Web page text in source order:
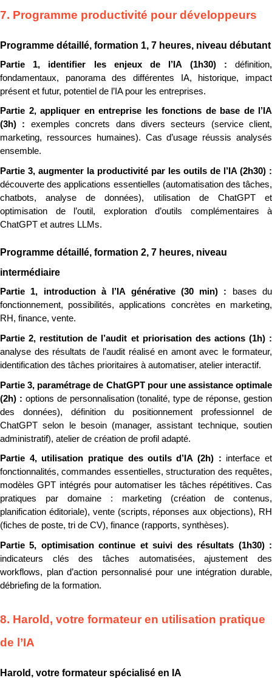
7. Programme productivité pour développeurs
Programme détaillé, formation 1, 7 heures, niveau débutant
Partie 1, identifier les enjeux de l’IA (1h30) : définition,
fondamentaux, panorama des différentes IA, historique, impact
présent et futur, potentiel de l’IA pour les entreprises.
Partie 2, appliquer en entreprise les fonctions de base de l’IA
(3h) : exemples concrets dans divers secteurs (service client,
marketing, ressources humaines). Cas d’usage réussis analysés
ensemble.
découverte des applications essentielles (automatisation des tâches,
chatbots, analyse de données), utilisation de ChatGPT et
optimisation de l’outil, exploration d’outils complémentaires à
ChatGPT et autres LLMs.
Programme détaillé, formation 2, 7 heures, niveau
intermédiaire
Partie 1, introduction à l’IA générative (30 min) :
bases du
fonctionnement, possibilités, applications concrètes en marketing,
RH, finance, vente.
analyse des résultats de l’audit réalisé en amont avec le formateur,
identification des tâches prioritaires à automatiser, atelier interactif.
Partie 3, paramétrage de ChatGPT pour une assistance optimale
(2h) : options de personnalisation (tonalité, type de réponse, gestion
des données), définition du positionnement professionnel de
ChatGPT selon le besoin (manager, assistant technique, soutien
administratif), atelier de création de profil adapté.
Partie 4, utilisation pratique des outils d’IA (2h) : interface et
fonctionnalités, commandes essentielles, structuration des requêtes,
modèles GPT intégrés pour automatiser les tâches répétitives. Cas
pratiques par domaine : marketing (création de contenus,
planification éditoriale), vente (scripts, réponses aux objections), RH
(fiches de poste, tri de CV), finance (rapports, synthèses).
indicateurs clés des tâches automatisées, ajustement des
workflows, plan d’action personnalisé pour une intégration durable,
débriefing de la formation.
8. Harold, votre formateur en utilisation pratique
de l’IA
Harold, votre formateur spécialisé en IA